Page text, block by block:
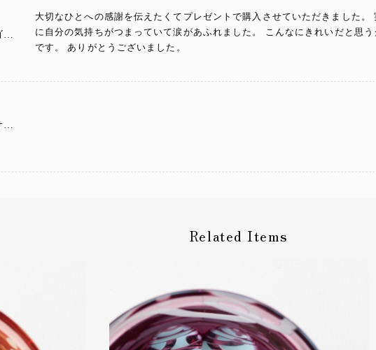
大切なひとへの感謝を伝えたくてプレゼントで購入させていただきました
に自分の気持ちがつまっていて涙があふれました。 こんなにきれいだと思
です。 ありがとうございました。
ありがとうございます！美しい赤が生える江戸切子で金運の象
砂切子 花火（金紫×ライトブルー）【名入れ無料 アルファベット12文字まで】紫なので古希・喜寿・卒寿の贈り物としてもピッタリです！
プレゼントする方に直送したので実物はわかりませんが、メールで丁寧に
るのか、ラッピングの例、値上がりのお知らせなどサイトでは確認できな
Related Items